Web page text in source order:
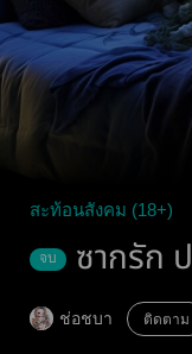
สะท้อนสังคม (18+)
จบ ซากรัก
ช่อชบา ติดตาม